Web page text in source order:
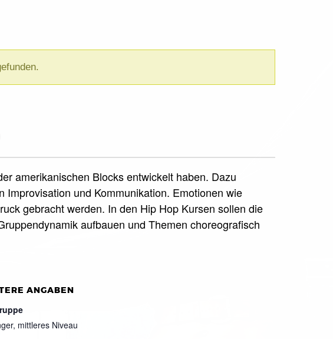
amerikanischen Blocks entwickelt haben. Dazu
und Kommunikation. Emotionen wie
gebracht werden. In den Hip Hop Kursen sollen die
aufbauen und Themen choreografisch
ANGABEN
mittleres Niveau